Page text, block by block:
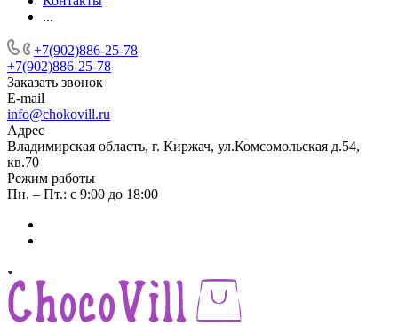
...
+7(902)886-25-78
+7(902)886-25-78
Заказать звонок
E-mail
info@chokovill.ru
Адрес
Владимирская область, г. Киржач, ул.Комсомольская д.54,
кв.70
Режим работы
Пн. – Пт.: с 9:00 до 18:00